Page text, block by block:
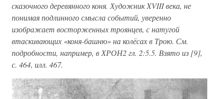
сказочного деревянного коня. Художник XVIII века, не
понимая подлинного смысла событий, уверенно
изображает восторженных троянцев, с натугой
втаскивающих «коня-башню» на колёсах в Трою. См.
подробности, например, в ХРОН2 гл. 2:5.5. Взято из [9],
с. 464, илл. 467.